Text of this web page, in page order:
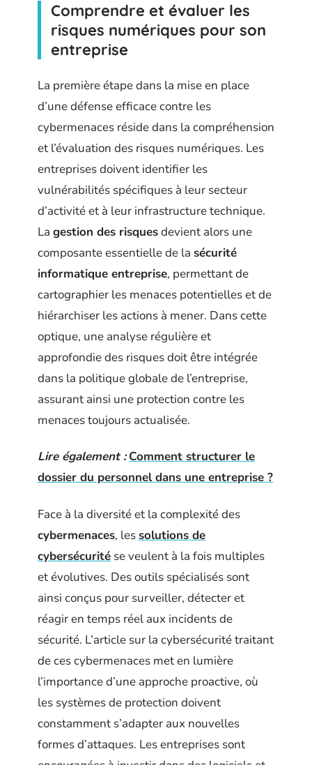
Comprendre et évaluer les
risques numériques pour son
entreprise
La première étape dans la mise en place
d’une défense efficace contre les
cybermenaces réside dans la compréhension
et l’évaluation des risques numériques. Les
entreprises doivent identifier les
vulnérabilités spécifiques à leur secteur
d’activité et à leur infrastructure technique.
La gestion des risquesdevient alors une
composante essentielle de la sécurité
informatique entreprise, permettant de
cartographier les menaces potentielles et de
hiérarchiser les actions à mener. Dans cette
optique, une analyse régulière et
approfondie des risques doit être intégrée
dans la politique globale de l’entreprise,
assurant ainsi une protection contre les
menaces toujours actualisée.
Lire également : Comment structurer le
dossier du personnel dans une entreprise ?
Face à la diversité et la complexité des
cybermenaces, lessolutions de
cybersécurité se veulent à la fois multiples
et évolutives. Des outils spécialisés sont
ainsi conçus pour surveiller, détecter et
réagir en temps réel aux incidents de
sécurité. L’article sur la cybersécurité traitant
de ces cybermenaces met en lumière
l’importance d’une approche proactive, où
les systèmes de protection doivent
constamment s’adapter aux nouvelles
formes d’attaques. Les entreprises sont